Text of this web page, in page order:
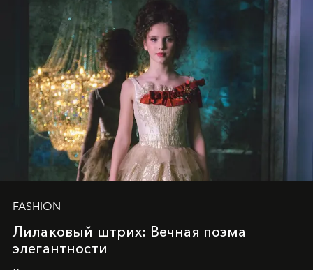
FASHION
Лилаковый штрих: Вечная поэма
элегантности